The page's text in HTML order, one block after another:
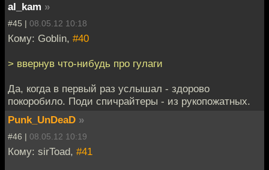
al_kam »
#45 | 08.05.12 10:18
Кому: Goblin, #40
> ввернув что-нибудь про гулаги
Да, когда в первый раз услышал - здорово
покоробило. Поди спичрайтеры - из рукопожатных.
Punk_UnDeaD »
#46 | 08.05.12 10:19
Кому: sirToad, #41